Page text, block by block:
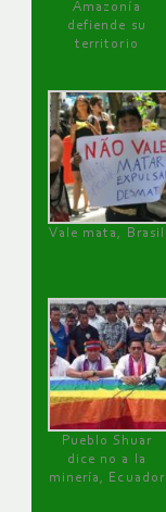
Amazonía
defiende su
territorio
Vale mata, Brasil
Pueblo Shuar
dice no a la
minería, Ecuador